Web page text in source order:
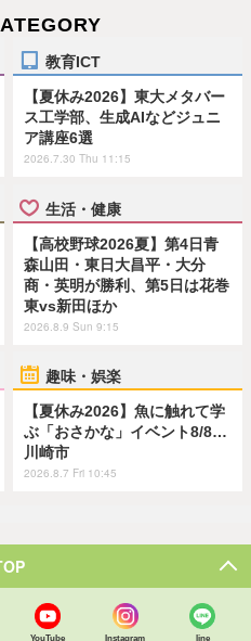
教育ICT
【夏休み2026】東大メタバー
ス工学部、生成AIなどジュニ
ア講座6選
2026.7.30 Thu 11:15
生活・健康
【高校野球2026夏】第4日青
森山田・東日大昌平・大分
商・英明が勝利、第5日は花巻
東vs新田ほか
2026.8.9 Sun 9:15
趣味・娯楽
【夏休み2026】魚に触れて学
ぶ「おさかな」イベント8/8…
川崎市
2026.8.7 Fri 10:45
YouTube Instagram line